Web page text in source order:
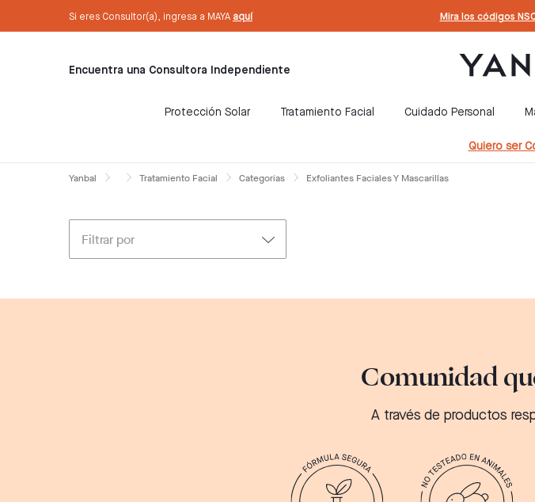
Si eres Consultor(a), ingresa a MAYA aquí
Sé Consultora ahora. ¡Regístrate aquí! Mira los códigos
Encuentra una Consultora Independiente
Protección Solar Tratamiento Facial Cuidado Personal
Quiero ser
Yanbal Tratamiento Facial Categorías Exfoliantes Faciales Y Mascarillas
Filtrar por
Comunidad
A través de productos